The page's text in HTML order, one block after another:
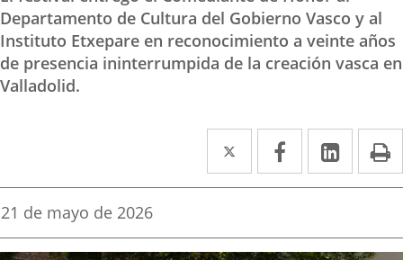
Departamento de Cultura del Gobierno Vasco y al
Instituto Etxepare en reconocimiento a veinte años
de presencia ininterrumpida de la creación vasca en
Valladolid.
Twitter
Enlace
a
aplicación
Facebook
Enlace
a
aplicación
Enlace
a
Fecha
la
21 de mayo de 2026